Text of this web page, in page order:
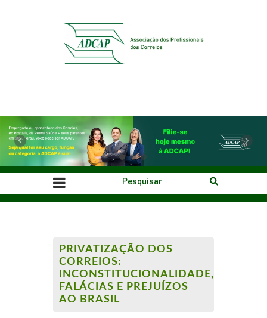
Previous Next
PRIVATIZAÇÃO DOS
CORREIOS:
INCONSTITUCIONALIDADE,
FALÁCIAS E PREJUÍZOS
AO BRASIL